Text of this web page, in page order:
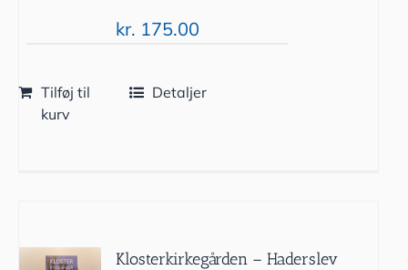
kr. 175.00
Tilføj til
kurv
Detaljer
Klosterkirkegården – Haderslev